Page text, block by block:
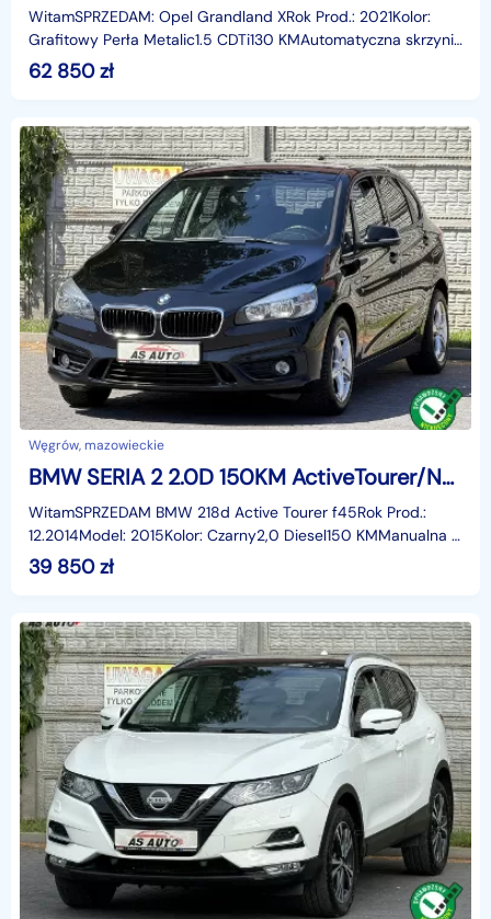
WitamSPRZEDAM: Opel Grandland XRok Prod.: 2021Kolor:
Grafitowy Perła Metalic1.5 CDTi130 KMAutomatyczna skrzynia
biegówKamera cofaniaLedy do jazdy dziennejSystem
62 850zł
Węgrów, mazowieckie
BMW SERIA 2 2.0D 150KM ActiveTourer/Navi/Tempomat/Alu/Serwis/Parktronic/Serwis
WitamSPRZEDAM BMW 218d Active Tourer f45Rok Prod.:
12.2014Model: 2015Kolor: Czarny2,0 Diesel150 KMManualna 6
biegowa skrzynia biegówCzujniki parkowania z wizual
39 850zł